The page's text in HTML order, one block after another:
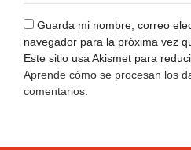
Guarda mi nombre, correo
navegador para la próxima vez
Este sitio usa Akismet para
Aprende cómo se procesan los
comentarios